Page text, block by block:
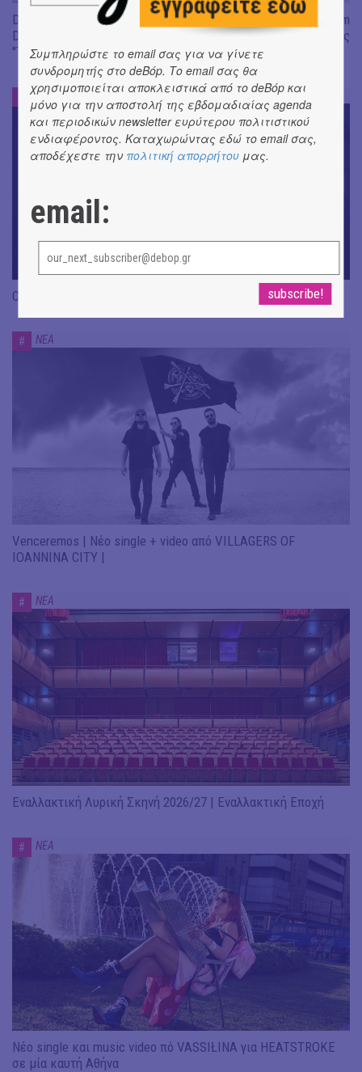
Don't Let Me Be Misunderstood | Alexandros Livitsanos, Willem
Dafoe, Czech Studio Orchestra | Από το soundtrack της ταινίας
"The Birthday Party"
ΝΕΑ
CRACK THE MIRROR - Art of Dreaming | Νέα κυκλοφορία
# ΝΕΑ
Venceremos | Νέο single + video από VILLAGERS OF
IOANNINA CITY |
# ΝΕΑ
Εναλλακτική Λυρική Σκηνή 2026/27 | Εναλλακτική Εποχή
# ΝΕΑ
Νέο single και music video πό VASSIŁINA για HEATSTROKE
σε μία καυτή Αθήνα
Συμπληρώστε το email σας για να γίνετε
συνδρομητής στο deBόp. Το email σας θα
χρησιμοποιείται αποκλειστικά από το deBόp και
μόνο για την αποστολή της εβδομαδιαίας agenda
και περιοδικών newsletter ευρύτερου πολιτιστικού
ενδιαφέροντος. Καταχωρώντας εδώ το email σας,
αποδέχεστε την πολιτική απορρήτου μας.
email: